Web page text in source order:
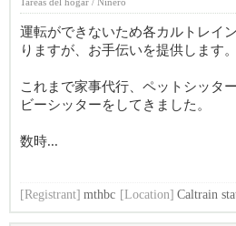
運転ができないため各カルトレイ
りますが、お手伝いを提供します。
これまで家事代行、ペットシッタ
ビーシッターをしてきました。
数時...
[Registrant] mthbc [Location] Caltrain